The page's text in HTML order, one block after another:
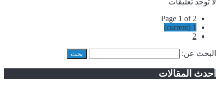
لا توجد تعليقات
Page 1 of 2
1
(current)
2
البحث عن:
أحدث المقالات